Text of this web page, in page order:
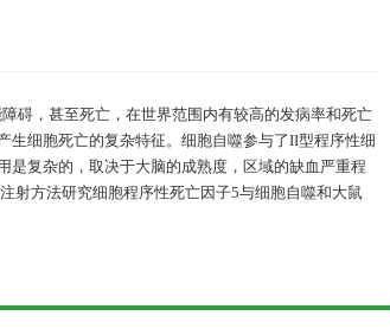
碍，甚至死亡，在世界范围内有较高的发病率和死亡
生细胞死亡的复杂特征。细胞自噬参与了II型程序性细
是复杂的，取决于大脑的成熟度，区域的缺血严重程
射方法研究细胞程序性死亡因子5与细胞自噬和大鼠